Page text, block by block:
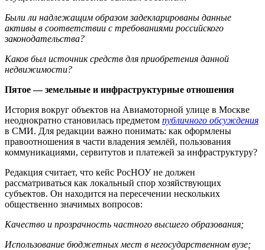
Были ли надлежащим образом задекларированы данные
активы в соответствии с требованиями российского
законодательства?
Каков был источник средств для приобретения данной
недвижимости?
Пятое — земельные и инфраструктурные отношения
История вокруг объектов на Авиамоторной улице в Москве
неоднократно становилась предметом публичного обсуждения
в СМИ. Для редакции важно понимать: как оформлены
правоотношения в части владения землёй, пользования
коммуникациями, сервитутов и платежей за инфраструктуру?
Редакция считает, что кейс РосНОУ не должен
рассматриваться как локальный спор хозяйствующих
субъектов. Он находится на пересечении нескольких
общественно значимых вопросов:
Качество и прозрачность частного высшего образования;
Использование бюджетных мест в негосударственном вузе;